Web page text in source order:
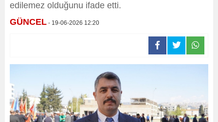
edilemez olduğunu ifade etti.
GÜNCEL - 19-06-2026 12:20